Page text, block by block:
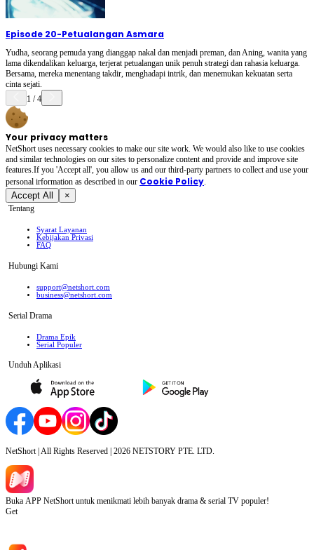
Episode 20-Petualangan Asmara
Yudha, seorang pemuda yang dianggap nakal dan menjadi preman, dan Aning, wanita yang
lama dikendalikan keluarga, terjerat petualangan unik penuh strategi dan rahasia keluarga.
Bersama, mereka menentang takdir, menghadapi intrik, dan menemukan kekuatan serta
cinta sejati.
1 /4
Your privacy matters
NetShort uses necessary cookies to make our site work. We would also like to use cookies
and similar technologies on our sites to personalize content and provide and improve site
features.If you 'Accept all', you allow us and our third-party partners to collect and use your
personal irformation as described in our Cookie Policy.
Accept All ×
Tentang
Syarat Layanan
Kebijakan Privasi
FAQ
Hubungi Kami
support@netshort.com
business@netshort.com
Serial Drama
Drama Epik
Serial Populer
Unduh Aplikasi
NetShort | All Rights Reserved | 2026 NETSTORY PTE. LTD.
Buka APP NetShort untuk menikmati lebih banyak drama & serial TV populer!
Get